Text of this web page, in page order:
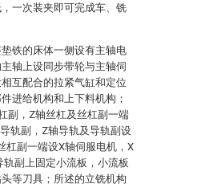
一次装夹即可完成车、铣
铁的床体一侧设有主轴电
轴上设同步带轮与主轴伺
互配合的拉紧气缸和定位
进给机构和上下料机构；
副，Z轴丝杠及丝杠副一端
轨副，Z轴导轨及导轨副设
杠副一端设X轴伺服电机，X
副上固定小流板，小流板
等刀具；所述的立铣机构